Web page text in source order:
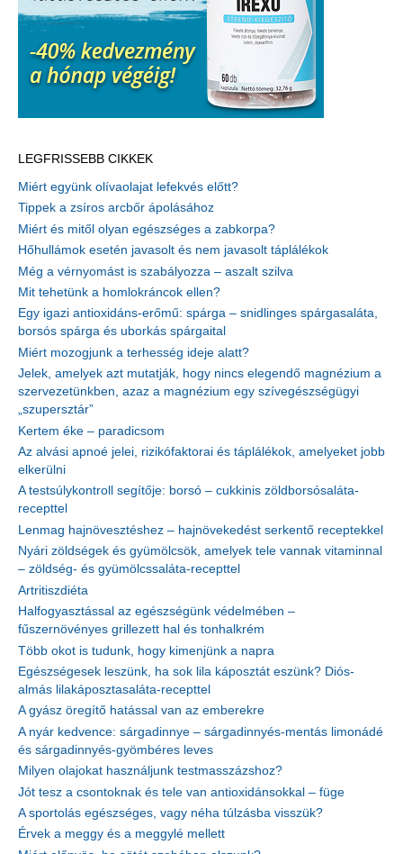
LEGFRISSEBB CIKKEK
Miért együnk olívaolajat lefekvés előtt?
Tippek a zsíros arcbőr ápolásához
Miért és mitől olyan egészséges a zabkorpa?
Hőhullámok esetén javasolt és nem javasolt táplálékok
Még a vérnyomást is szabályozza – aszalt szilva
Mit tehetünk a homlokráncok ellen?
Egy igazi antioxidáns-erőmű: spárga – snidlinges spárgasaláta,
borsós spárga és uborkás spárgaital
Miért mozogjunk a terhesség ideje alatt?
Jelek, amelyek azt mutatják, hogy nincs elegendő magnézium a
szervezetünkben, azaz a magnézium egy szívegészségügyi
„szupersztár”
Kertem éke – paradicsom
Az alvási apnoé jelei, rizikófaktorai és táplálékok, amelyeket jobb
elkerülni
A testsúlykontroll segítője: borsó – cukkinis zöldborsósaláta-
recepttel
Lenmag hajnövesztéshez – hajnövekedést serkentő receptekkel
Nyári zöldségek és gyümölcsök, amelyek tele vannak vitaminnal
– zöldség- és gyümölcssaláta-recepttel
Artritiszdiéta
Halfogyasztással az egészségünk védelmében –
fűszernövényes grillezett hal és tonhalkrém
Több okot is tudunk, hogy kimenjünk a napra
Egészségesek leszünk, ha sok lila káposztát eszünk? Diós-
almás lilakáposztasaláta-recepttel
A gyász öregítő hatással van az emberekre
A nyár kedvence: sárgadinnye – sárgadinnyés-mentás limonádé
és sárgadinnyés-gyömbéres leves
Milyen olajokat használjunk testmasszázshoz?
Jót tesz a csontoknak és tele van antioxidánsokkal – füge
A sportolás egészséges, vagy néha túlzásba visszük?
Érvek a meggy és a meggylé mellett